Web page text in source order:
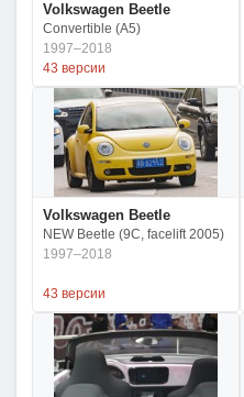
Volkswagen Beetle
Convertible (A5)
1997–2018
43 версии
Volkswagen Beetle
NEW Beetle (9C, facelift 2005)
1997–2018
43 версии